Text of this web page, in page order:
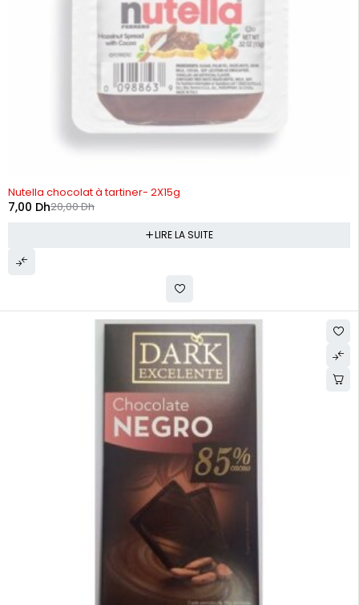
RUPTURE DE STOCKNutella chocolat à tartiner- 2X15g
20,00Dh
7,00 Dh
LIRE LA SUITE